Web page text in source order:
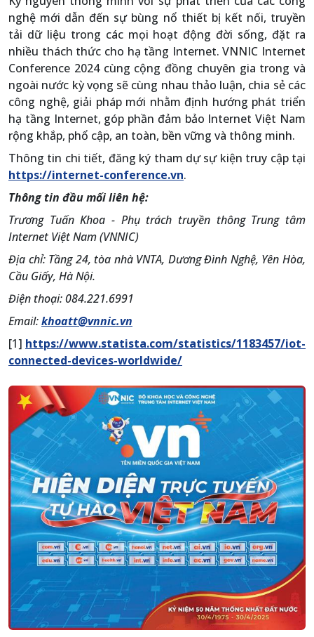
nghệ mới dẫn đến sự bùng nổ thiết bị kết nối, truyền
tải dữ liệu trong các mọi hoạt động đời sống, đặt ra
nhiều thách thức cho hạ tầng Internet. VNNIC Internet
Conference 2024 cùng cộng đồng chuyên gia trong và
ngoài nước kỳ vọng sẽ cùng nhau thảo luận, chia sẻ các
công nghệ, giải pháp mới nhằm định hướng phát triển
hạ tầng Internet, góp phần đảm bảo Internet Việt Nam
rộng khắp, phổ cập, an toàn, bền vững và thông minh.
Thông tin chi tiết, đăng ký tham dự sự kiện truy cập tại
https://internet-conference.vn.
Thông tin đầu mối liên hệ:
Trương Tuấn Khoa - Phụ trách truyền thông Trung tâm
Internet Việt Nam (VNNIC)
Địa chỉ: Tầng 24, tòa nhà VNTA, Dương Đình Nghệ, Yên Hòa,
Cầu Giấy, Hà Nội.
Điện thoại: 084.221.6991
Email:khoatt@vnnic.vn
[1] https://www.statista.com/statistics/1183457/iot-
connected-devices-worldwide/